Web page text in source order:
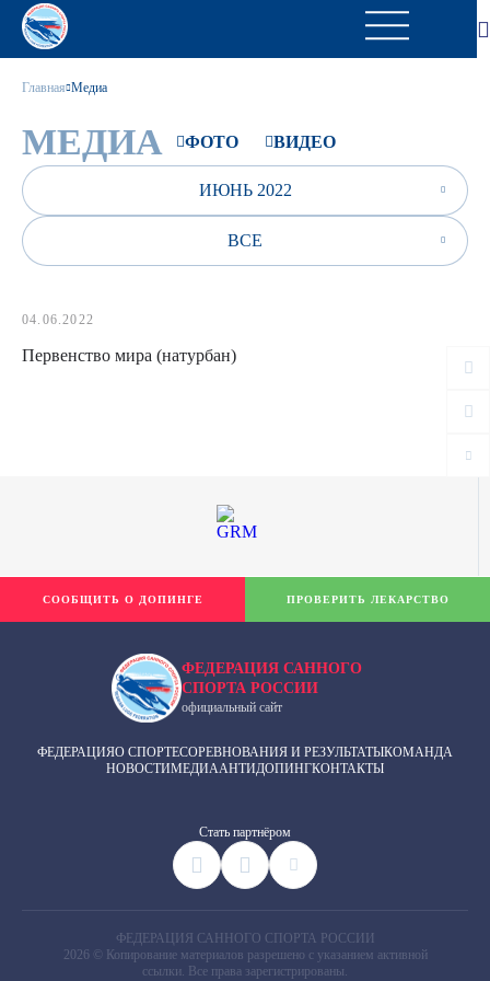
Главная Медиа
МЕДИА ФОТО ВИДЕО
ИЮНЬ 2022
ВСЕ
04.06.2022
Первенство мира (натурбан)
ФЕДЕРАЦИЯ САННОГО
СПОРТА РОССИИ
официальный сайт
ФЕДЕРАЦИЯО СПОРТЕСОРЕВНОВАНИЯ И РЕЗУЛЬТАТЫКОМАНДА
НОВОСТИМЕДИААНТИДОПИНГКОНТАКТЫ
Cтать партнёром
СООБЩИТЬ О ДОПИНГЕ ПРОВЕРИТЬ ЛЕКАРСТВО
ФЕДЕРАЦИЯ САННОГО СПОРТА РОССИИ
2026 © Копирование материалов разрешено с указанием активной
ссылки. Все права зарегистрированы.